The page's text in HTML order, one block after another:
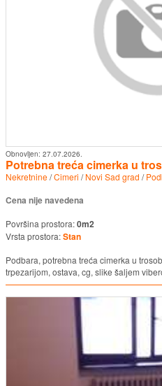
Obnovljen: 27.07.2026.
Potrebna treća cimerka u
Nekretnine/Cimeri /Novi Sad grad /
Cena nije navedena
Površina prostora:0m2
Vrsta prostora:Stan
Podbara, potrebna treća cimerka u
trpezarijom, ostava, cg, slike šaljem